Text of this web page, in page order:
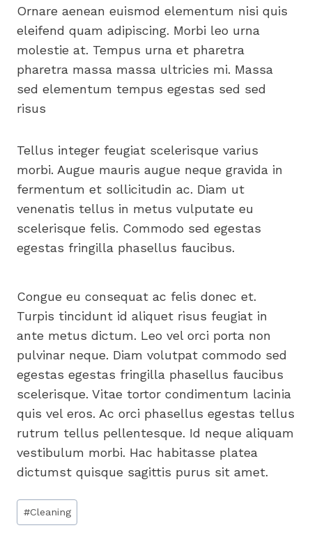
Ornare aenean euismod elementum nisi quis
eleifend quam adipiscing. Morbi leo urna
molestie at. Tempus urna et pharetra
pharetra massa massa ultricies mi. Massa
sed elementum tempus egestas sed sed
risus
Tellus integer feugiat scelerisque varius
morbi. Augue mauris augue neque gravida in
fermentum et sollicitudin ac. Diam ut
venenatis tellus in metus vulputate eu
scelerisque felis. Commodo sed egestas
egestas fringilla phasellus faucibus.
Congue eu consequat ac felis donec et.
Turpis tincidunt id aliquet risus feugiat in
ante metus dictum. Leo vel orci porta non
pulvinar neque. Diam volutpat commodo sed
egestas egestas fringilla phasellus faucibus
scelerisque. Vitae tortor condimentum lacinia
quis vel eros. Ac orci phasellus egestas tellus
rutrum tellus pellentesque. Id neque aliquam
vestibulum morbi. Hac habitasse platea
dictumst quisque sagittis purus sit amet.
Post
Tags:
#Cleaning